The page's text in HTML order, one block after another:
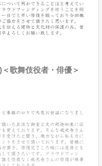
歌舞伎役者・俳優＞